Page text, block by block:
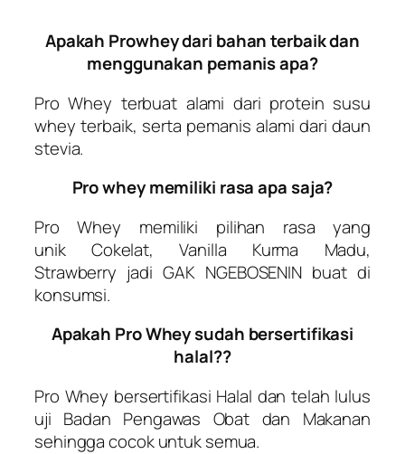
Apakah Prowhey dari bahan terbaik dan
menggunakan pemanis apa?
Pro Whey terbuat alami dari protein susu
whey terbaik, serta pemanis alami dari daun
stevia.
Pro whey memiliki rasa apa saja?
Pro Whey memiliki pilihan rasa yang
unik Cokelat, Vanilla Kurma Madu,
Strawberry jadiGAK NGEBOSENIN buat di
konsumsi.
Apakah Pro Whey sudah bersertifikasi
halal??
Pro Whey bersertifikasi Halal dan telah lulus
uji Badan Pengawas Obat dan Makanan
sehingga cocok untuk semua.